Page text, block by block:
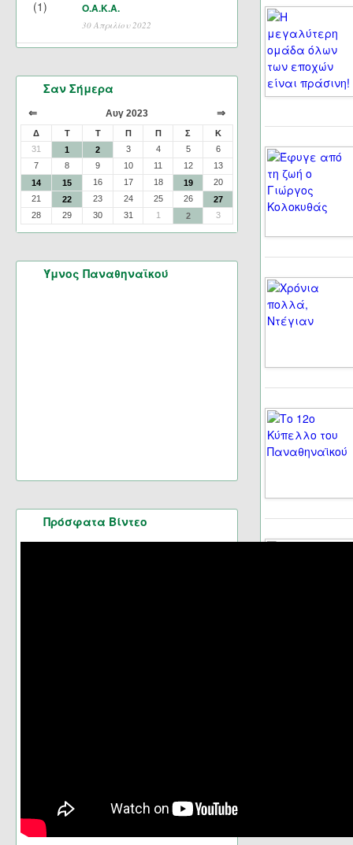
Ο.Α.Κ.Α.
30 Απριλίου 2022
Σαν Σήμερα
⇐ Αυγ 2023 ⇒
Δ Τ Τ Π Π Σ
Κ
31
1 2 3 4 5
6
7
8 9 10 11 12
13
14
15 16 17 18 19
20
21
22 23 24 25 26
27
28
29 30 31 1 2 3
Ύμνος Παναθηναϊκού
Πρόσφατα Βίντεο